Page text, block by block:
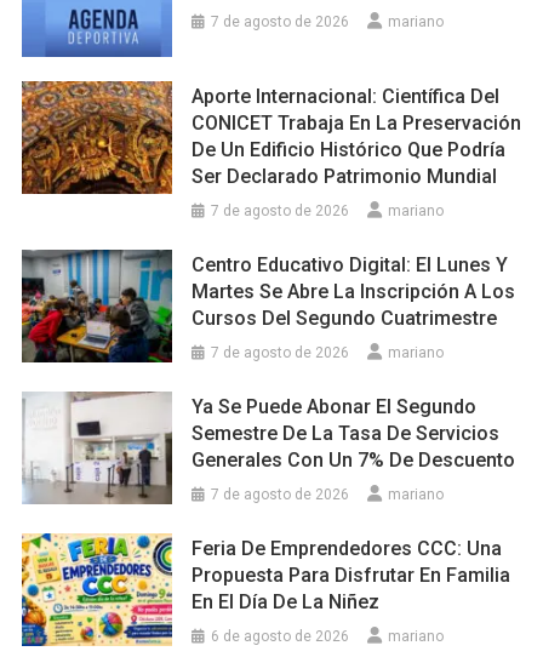
7 de agosto de 2026 mariano
Aporte Internacional: Científica Del
CONICET Trabaja En La Preservación
De Un Edificio Histórico Que Podría
Ser Declarado Patrimonio Mundial
7 de agosto de 2026 mariano
Centro Educativo Digital: El Lunes Y
Martes Se Abre La Inscripción A Los
Cursos Del Segundo Cuatrimestre
7 de agosto de 2026 mariano
Ya Se Puede Abonar El Segundo
Semestre De La Tasa De Servicios
Generales Con Un 7% De Descuento
7 de agosto de 2026 mariano
Feria De Emprendedores CCC: Una
Propuesta Para Disfrutar En Familia
En El Día De La Niñez
6 de agosto de 2026 mariano